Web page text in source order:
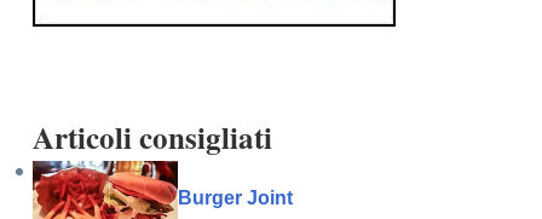
Articoli consigliati
Burger Joint